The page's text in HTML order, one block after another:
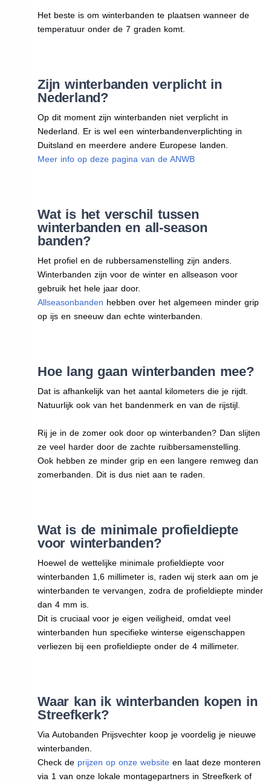
Het beste is om winterbanden te plaatsen wanneer de
temperatuur onder de 7 graden komt.
Zijn winterbanden verplicht in
Nederland?
Op dit moment zijn winterbanden niet verplicht in
Nederland. Er is wel een winterbandenverplichting in
Duitsland en meerdere andere Europese landen.
Meer info op deze pagina van de ANWB
Wat is het verschil tussen
winterbanden en all-season
banden?
Het profiel en de rubbersamenstelling zijn anders.
Winterbanden zijn voor de winter en allseason voor
gebruik het hele jaar door.
Allseasonbanden hebben over het algemeen minder grip
op ijs en sneeuw dan echte winterbanden.
Hoe lang gaan winterbanden mee?
Dat is afhankelijk van het aantal kilometers die je rijdt.
Natuurlijk ook van het bandenmerk en van de rijstijl.
Rij je in de zomer ook door op winterbanden? Dan slijten
ze veel harder door de zachte ruibbersamenstelling.
Ook hebben ze minder grip en een langere remweg dan
zomerbanden. Dit is dus niet aan te raden.
Wat is de minimale profieldiepte
voor winterbanden?
Hoewel de wettelijke minimale profieldiepte voor
winterbanden 1,6 millimeter is, raden wij sterk aan om je
winterbanden te vervangen, zodra de profieldiepte minder
dan 4 mm is.
Dit is cruciaal voor je eigen veiligheid, omdat veel
winterbanden hun specifieke winterse eigenschappen
verliezen bij een profieldiepte onder de 4 millimeter.
Waar kan ik winterbanden kopen in
Streefkerk?
Via Autobanden Prijsvechter koop je voordelig je nieuwe
winterbanden.
Check de prijzen op onze websiteen laat deze monteren
via 1 van onze lokale montagepartners in Streefkerk of